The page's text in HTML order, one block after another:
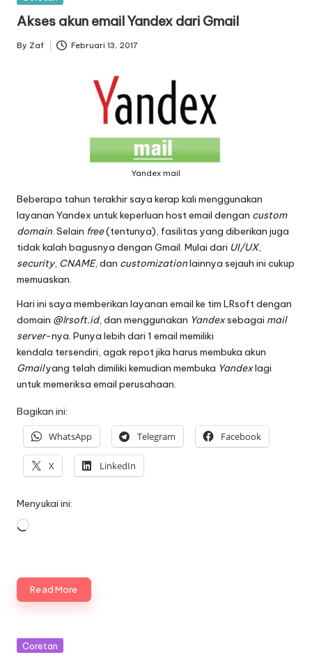
Akses akun email Yandex dari Gmail
Posted
By Zaf Februari 13, 2017
Yandex mail
Beberapa tahun terakhir saya kerap kali menggunakan
layanan Yandex untuk keperluan host email dengan custom
domain. Selain free(tentunya), fasilitas yang diberikan juga
tidak kalah bagusnya dengan Gmail. Mulai dari UI/UX,
security, CNAME, dan customizationlainnya sejauh ini cukup
memuaskan.
Hari ini saya memberikan layanan email ke tim LRsoftdengan
domain @lrsoft.id, dan menggunakan Yandexsebagai mail
server-nya. Punya lebih dari 1 email memiliki
kendala tersendiri, agak repot jika harus membuka akun
Gmailyang telah dimiliki kemudian membuka Yandexlagi
untuk memeriksa email perusahaan.
Bagikan ini:
WhatsApp Telegram Facebook
X LinkedIn
Menyukai ini:
Memuat...
Read More
Posted
Coretan